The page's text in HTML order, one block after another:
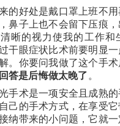
的好处是戴口罩上班不
鼻子上也不会留下压痕
晰的视力使我的工作和
干眼症状比术前要明显
。你要问我做了这个手
答是后悔做太晚了 。
手术是一项安全且成熟
己的手术方式，在享受
纳带来的小问题，它就